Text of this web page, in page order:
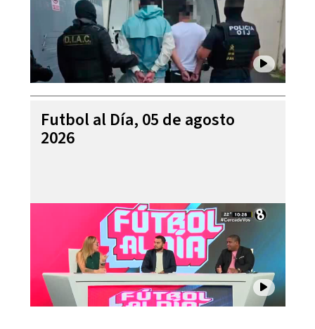
Futbol al Día, 05 de agosto
2026